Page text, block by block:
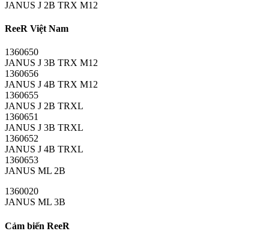
JANUS J 2B TRX M12
ReeR Việt Nam
1360650
JANUS J 3B TRX M12
1360656
JANUS J 4B TRX M12
1360655
JANUS J 2B TRXL
1360651
JANUS J 3B TRXL
1360652
JANUS J 4B TRXL
1360653
JANUS ML 2B
1360020
JANUS ML 3B
Cảm biến ReeR